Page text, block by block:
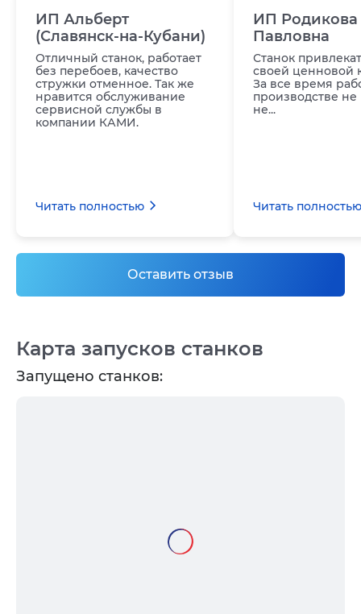
Карта запусков станков
Запущено станков:
ИП Альберт
(Славянск-на-Кубани)
Отличный станок, работает
без перебоев, качество
стружки отменное. Так же
нравится обслуживание
сервисной службы в
компании КАМИ.
Читать полностью
ИП
Павловна
Станок
своей ценновой
За все время
производстве не
не...
Читать полностью
Оставить отзыв